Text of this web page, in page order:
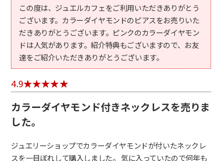
この度は、ジュエルカフェをご利用いただきありがとう
ございます。カラーダイヤモンドのピアスをお売りいた
だきありがとうございます。ピンクのカラーダイヤモン
ドは人気があります。紹介特典もございますので、お友
達をご紹介いただきありがとうございます。
4.9
カラーダイヤモンド付きネックレスを売りま
した。
ジュエリーショップでカラーダイヤモンドが付いたネックレ
スを一目ぼれして購入しました。 気に入っていたので何年も